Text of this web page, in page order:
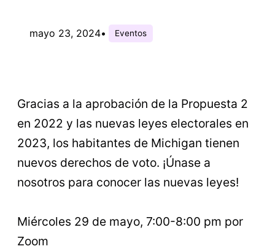
mayo 23, 2024• Eventos
Gracias a la aprobación de la Propuesta 2
en 2022 y las nuevas leyes electorales en
2023, los habitantes de Michigan tienen
nuevos derechos de voto. ¡Únase a
nosotros para conocer las nuevas leyes!
Miércoles 29 de mayo, 7:00-8:00 pm por
Zoom